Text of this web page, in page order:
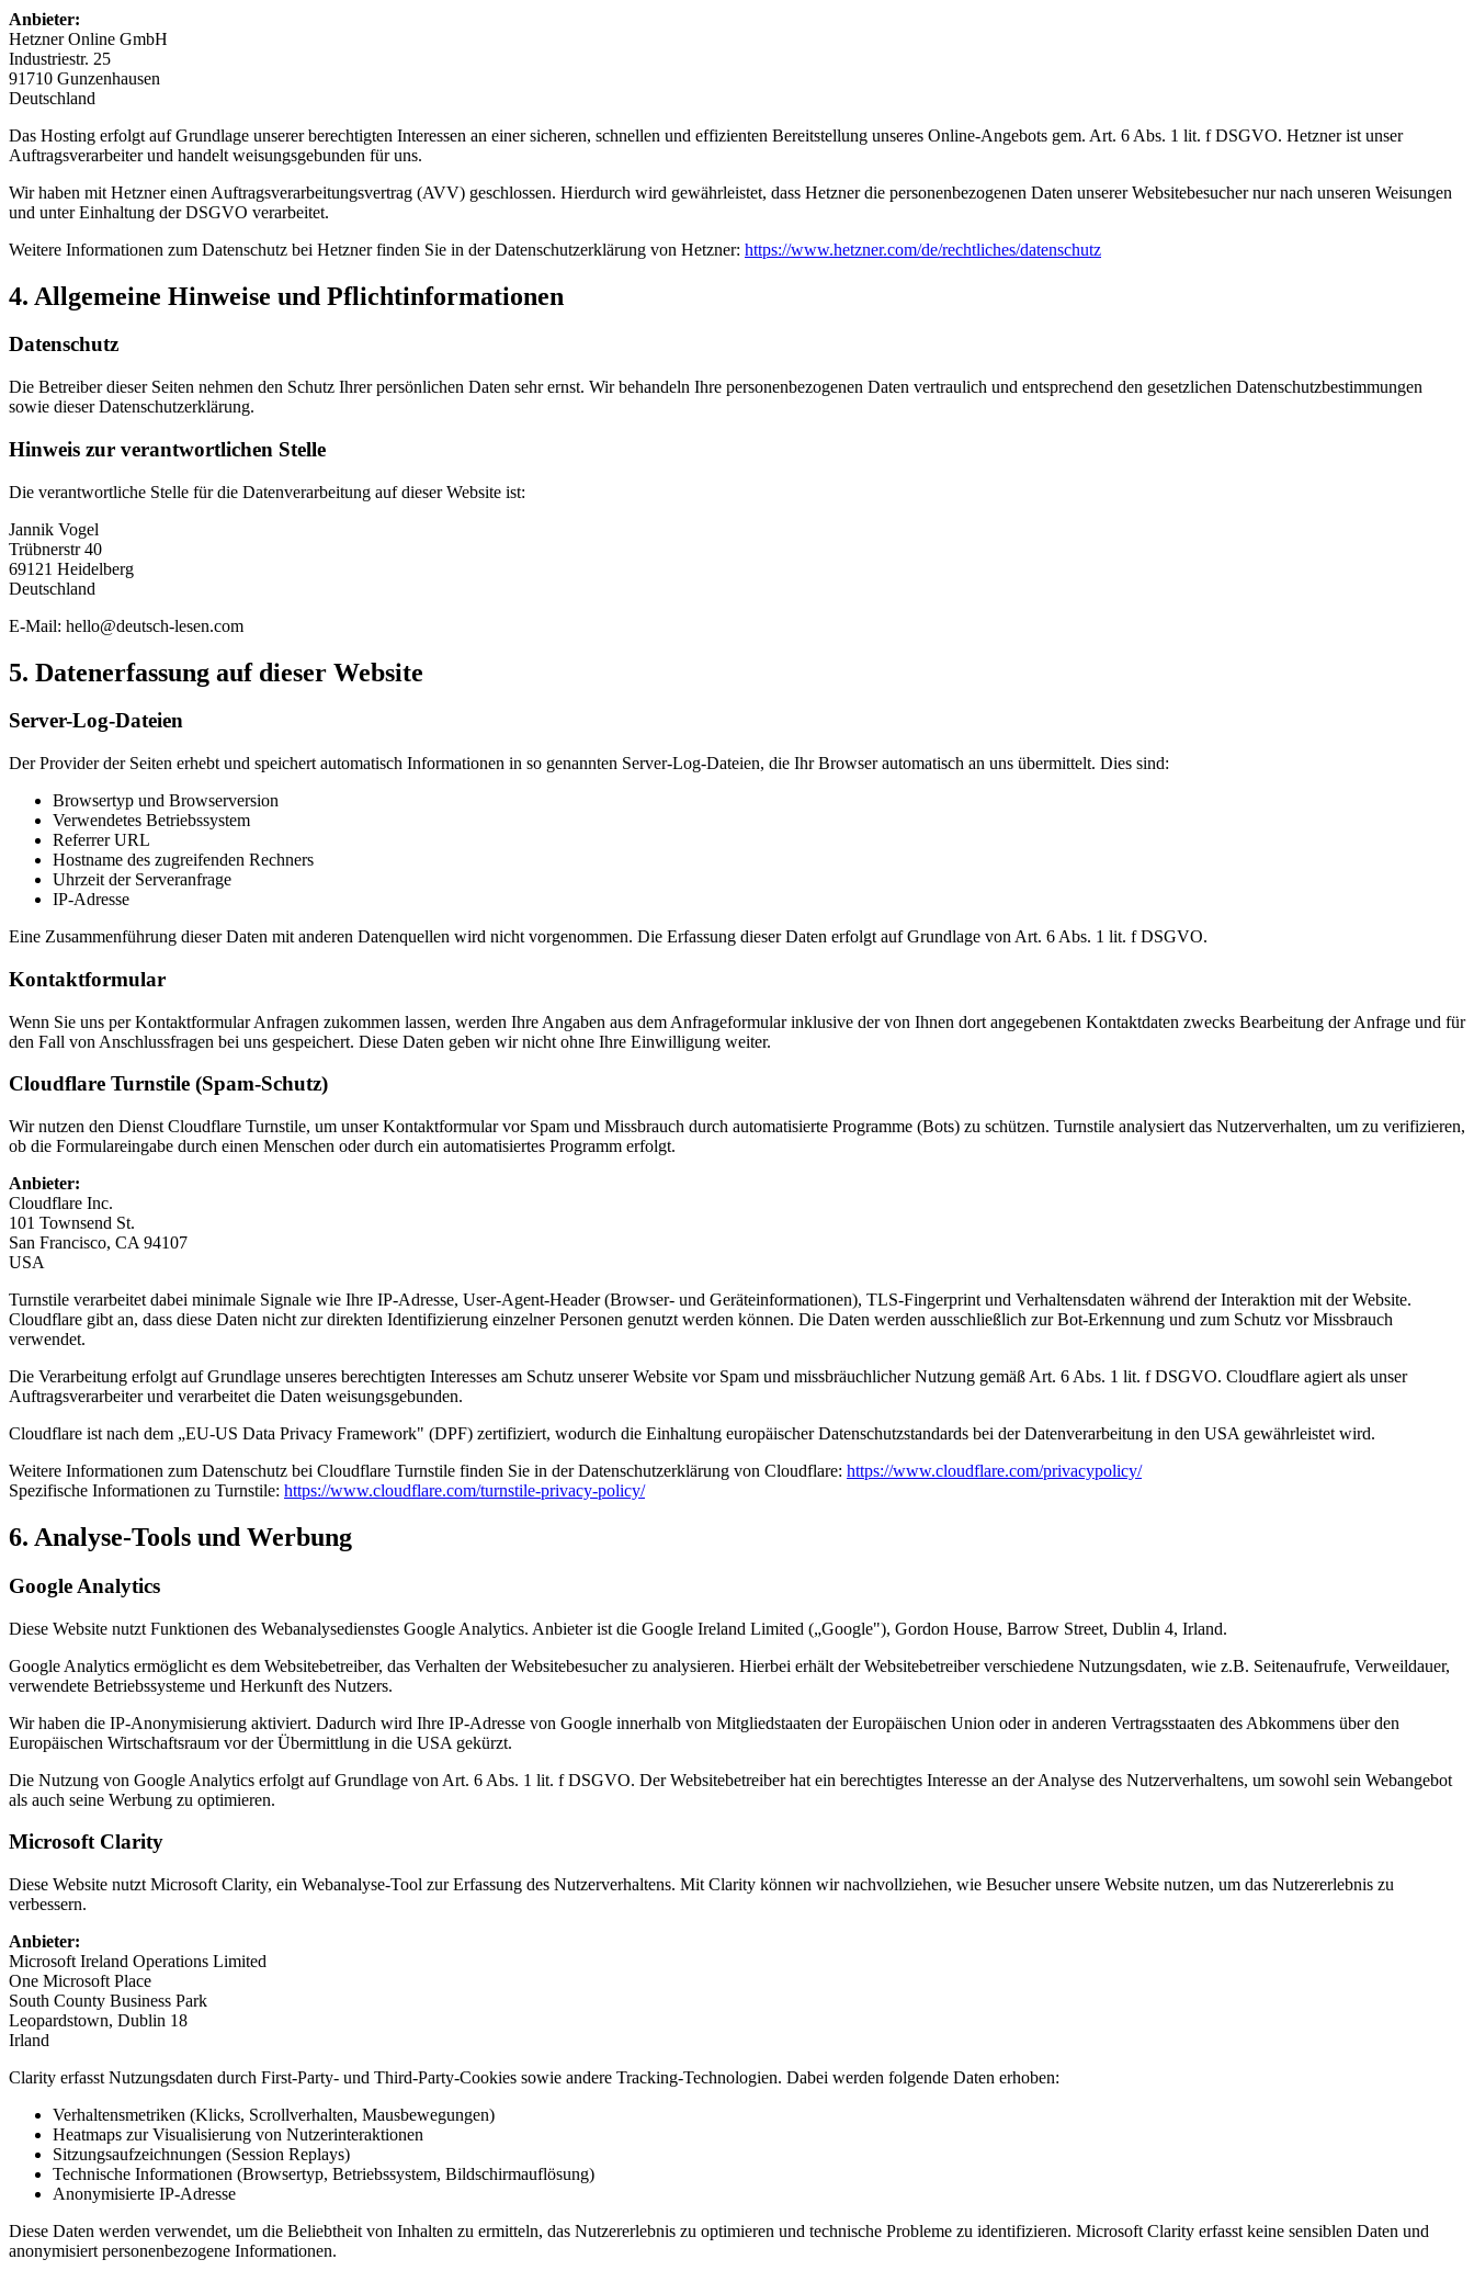
Anbieter:
Hetzner Online GmbH
Industriestr. 25
91710 Gunzenhausen
Deutschland
Das Hosting erfolgt auf Grundlage unserer berechtigten Interessen an einer sicheren, schnellen und effizienten Bereitstellung unseres Online-Angebots gem. Art. 6 Abs. 1 lit. f DSGVO. Hetzner ist unser
Auftragsverarbeiter und handelt weisungsgebunden für uns.
Wir haben mit Hetzner einen Auftragsverarbeitungsvertrag (AVV) geschlossen. Hierdurch wird gewährleistet, dass Hetzner die personenbezogenen Daten unserer Websitebesucher nur nach unseren Weisungen
und unter Einhaltung der DSGVO verarbeitet.
Weitere Informationen zum Datenschutz bei Hetzner finden Sie in der Datenschutzerklärung von Hetzner: https://www.hetzner.com/de/rechtliches/datenschutz
4. Allgemeine Hinweise und Pflichtinformationen
Datenschutz
Die Betreiber dieser Seiten nehmen den Schutz Ihrer persönlichen Daten sehr ernst. Wir behandeln Ihre personenbezogenen Daten vertraulich und entsprechend den gesetzlichen Datenschutzbestimmungen
sowie dieser Datenschutzerklärung.
Hinweis zur verantwortlichen Stelle
Die verantwortliche Stelle für die Datenverarbeitung auf dieser Website ist:
Jannik Vogel
Trübnerstr 40
69121 Heidelberg
Deutschland
E-Mail: hello@deutsch-lesen.com
5. Datenerfassung auf dieser Website
Server-Log-Dateien
Der Provider der Seiten erhebt und speichert automatisch Informationen in so genannten Server-Log-Dateien, die Ihr Browser automatisch an uns übermittelt. Dies sind:
Browsertyp und Browserversion
Verwendetes Betriebssystem
Referrer URL
Hostname des zugreifenden Rechners
Uhrzeit der Serveranfrage
IP-Adresse
Eine Zusammenführung dieser Daten mit anderen Datenquellen wird nicht vorgenommen. Die Erfassung dieser Daten erfolgt auf Grundlage von Art. 6 Abs. 1 lit. f DSGVO.
Kontaktformular
Wenn Sie uns per Kontaktformular Anfragen zukommen lassen, werden Ihre Angaben aus dem Anfrageformular inklusive der von Ihnen dort angegebenen Kontaktdaten zwecks Bearbeitung der Anfrage und für
den Fall von Anschlussfragen bei uns gespeichert. Diese Daten geben wir nicht ohne Ihre Einwilligung weiter.
Cloudflare Turnstile (Spam-Schutz)
Wir nutzen den Dienst Cloudflare Turnstile, um unser Kontaktformular vor Spam und Missbrauch durch automatisierte Programme (Bots) zu schützen. Turnstile analysiert das Nutzerverhalten, um zu verifizieren,
ob die Formulareingabe durch einen Menschen oder durch ein automatisiertes Programm erfolgt.
Anbieter:
Cloudflare Inc.
101 Townsend St.
San Francisco, CA 94107
USA
Turnstile verarbeitet dabei minimale Signale wie Ihre IP-Adresse, User-Agent-Header (Browser- und Geräteinformationen), TLS-Fingerprint und Verhaltensdaten während der Interaktion mit der Website.
Cloudflare gibt an, dass diese Daten nicht zur direkten Identifizierung einzelner Personen genutzt werden können. Die Daten werden ausschließlich zur Bot-Erkennung und zum Schutz vor Missbrauch
verwendet.
Die Verarbeitung erfolgt auf Grundlage unseres berechtigten Interesses am Schutz unserer Website vor Spam und missbräuchlicher Nutzung gemäß Art. 6 Abs. 1 lit. f DSGVO. Cloudflare agiert als unser
Auftragsverarbeiter und verarbeitet die Daten weisungsgebunden.
Cloudflare ist nach dem „EU-US Data Privacy Framework" (DPF) zertifiziert, wodurch die Einhaltung europäischer Datenschutzstandards bei der Datenverarbeitung in den USA gewährleistet wird.
Weitere Informationen zum Datenschutz bei Cloudflare Turnstile finden Sie in der Datenschutzerklärung von Cloudflare: https://www.cloudflare.com/privacypolicy/
Spezifische Informationen zu Turnstile: https://www.cloudflare.com/turnstile-privacy-policy/
6. Analyse-Tools und Werbung
Google Analytics
Diese Website nutzt Funktionen des Webanalysedienstes Google Analytics. Anbieter ist die Google Ireland Limited („Google"), Gordon House, Barrow Street, Dublin 4, Irland.
Google Analytics ermöglicht es dem Websitebetreiber, das Verhalten der Websitebesucher zu analysieren. Hierbei erhält der Websitebetreiber verschiedene Nutzungsdaten, wie z.B. Seitenaufrufe, Verweildauer,
verwendete Betriebssysteme und Herkunft des Nutzers.
Wir haben die IP-Anonymisierung aktiviert. Dadurch wird Ihre IP-Adresse von Google innerhalb von Mitgliedstaaten der Europäischen Union oder in anderen Vertragsstaaten des Abkommens über den
Europäischen Wirtschaftsraum vor der Übermittlung in die USA gekürzt.
Die Nutzung von Google Analytics erfolgt auf Grundlage von Art. 6 Abs. 1 lit. f DSGVO. Der Websitebetreiber hat ein berechtigtes Interesse an der Analyse des Nutzerverhaltens, um sowohl sein Webangebot
als auch seine Werbung zu optimieren.
Microsoft Clarity
Diese Website nutzt Microsoft Clarity, ein Webanalyse-Tool zur Erfassung des Nutzerverhaltens. Mit Clarity können wir nachvollziehen, wie Besucher unsere Website nutzen, um das Nutzererlebnis zu
verbessern.
Anbieter:
Microsoft Ireland Operations Limited
One Microsoft Place
South County Business Park
Leopardstown, Dublin 18
Irland
Clarity erfasst Nutzungsdaten durch First-Party- und Third-Party-Cookies sowie andere Tracking-Technologien. Dabei werden folgende Daten erhoben:
Verhaltensmetriken (Klicks, Scrollverhalten, Mausbewegungen)
Heatmaps zur Visualisierung von Nutzerinteraktionen
Sitzungsaufzeichnungen (Session Replays)
Technische Informationen (Browsertyp, Betriebssystem, Bildschirmauflösung)
Anonymisierte IP-Adresse
Diese Daten werden verwendet, um die Beliebtheit von Inhalten zu ermitteln, das Nutzererlebnis zu optimieren und technische Probleme zu identifizieren. Microsoft Clarity erfasst keine sensiblen Daten und
anonymisiert personenbezogene Informationen.